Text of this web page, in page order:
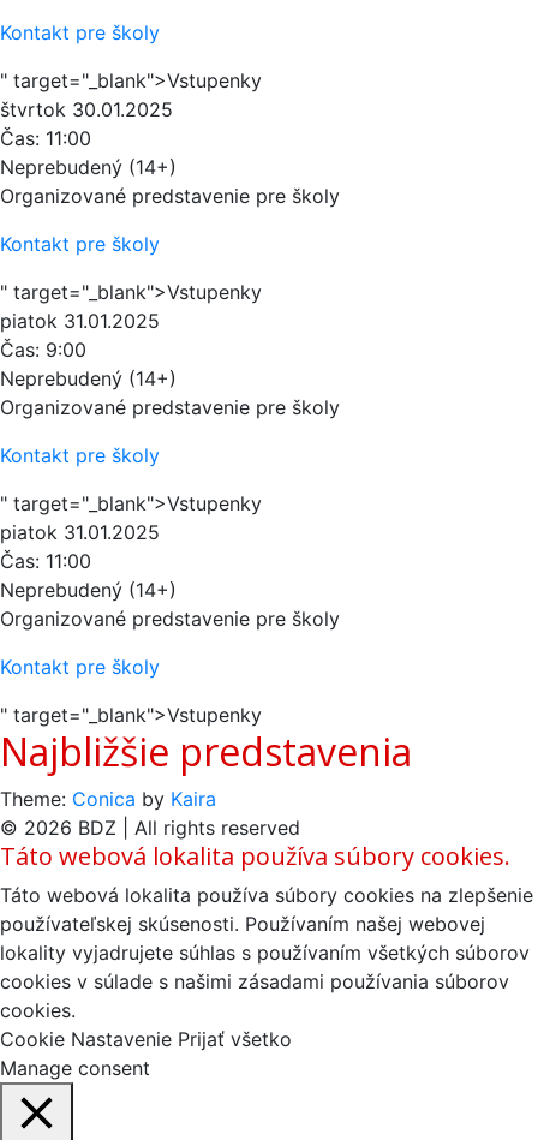
Kontakt pre školy
" target="_blank">Vstupenky
štvrtok 30.01.2025
Čas: 11:00
Neprebudený (14+)
Organizované predstavenie pre školy
Kontakt pre školy
" target="_blank">Vstupenky
piatok 31.01.2025
Čas: 9:00
Neprebudený (14+)
Organizované predstavenie pre školy
Kontakt pre školy
" target="_blank">Vstupenky
piatok 31.01.2025
Čas: 11:00
Neprebudený (14+)
Organizované predstavenie pre školy
Kontakt pre školy
" target="_blank">Vstupenky
Najbližšie predstavenia
Theme: Conica by Kaira
© 2026 BDZ | All rights reserved
Táto webová lokalita používa súbory cookies.
Táto webová lokalita používa súbory cookies na zlepšenie
používateľskej skúsenosti. Používaním našej webovej
lokality vyjadrujete súhlas s používaním všetkých súborov
cookies v súlade s našimi zásadami používania súborov
cookies.
Cookie Nastavenie Prijať všetko
Manage consent